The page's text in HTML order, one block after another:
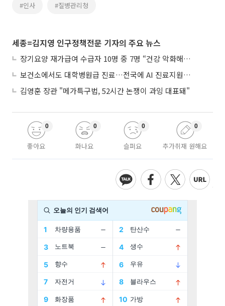
#인사 #질병관리청
세종=김지영 인구정책전문 기자의 주요 뉴스
장기요양 재가급여 수급자 10명 중 7명 “건강 악화해도 집에서”
보건소에서도 대학병원급 진료…전국에 AI 진료지원도구 보급
김영훈 장관 "메가특구법, 52시간 논쟁이 과잉 대표돼"
좋아요
0
화나요
0
슬퍼요
0
추가취재 원해요
0